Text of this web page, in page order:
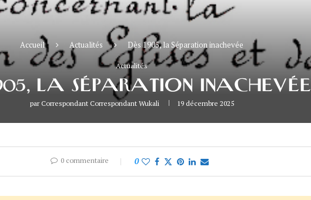
Accueil Actualités Dès 1905, la Séparation inachevée
Actualités
LA SÉPARATION INACHEVÉE
par Correspondant Correspondant Wukali 19 décembre 2025
0 commentaire 0